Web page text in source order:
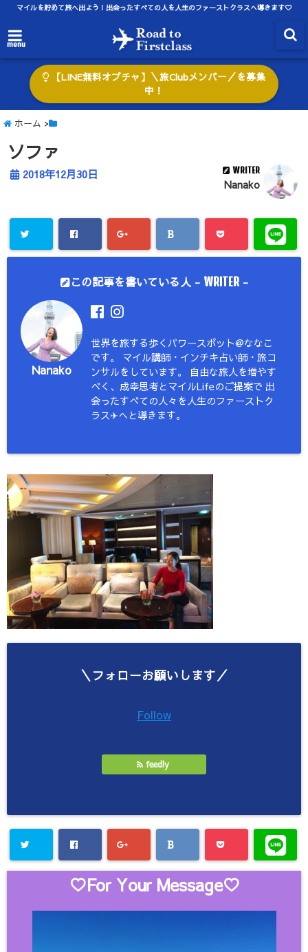
マイルを貯めて旅へ出よう！出会ったすべての人を人生のファーストクラスへ導きます♡
menu
【LINE無料オプチャ】＼旅Clubメンバー／を募集
中！
ホーム >
ソファ
2018年12月30日 WRITER
Nanako
この記事を書いている人 - WRITER-
Nanako
世界を旅する歩くパワースポット@ななこ
です。 マイル講師・インチキ占い師・旅コ
ンサルをしています。 自由な旅人を増やす
べく、成幸思考とマイルLifeのご提案で 出
会ったすべての人々を人生のファーストク
ラス✈︎へと導きます。
＼フォローお願いします／
Follow
feedly
♡For Your Message♡